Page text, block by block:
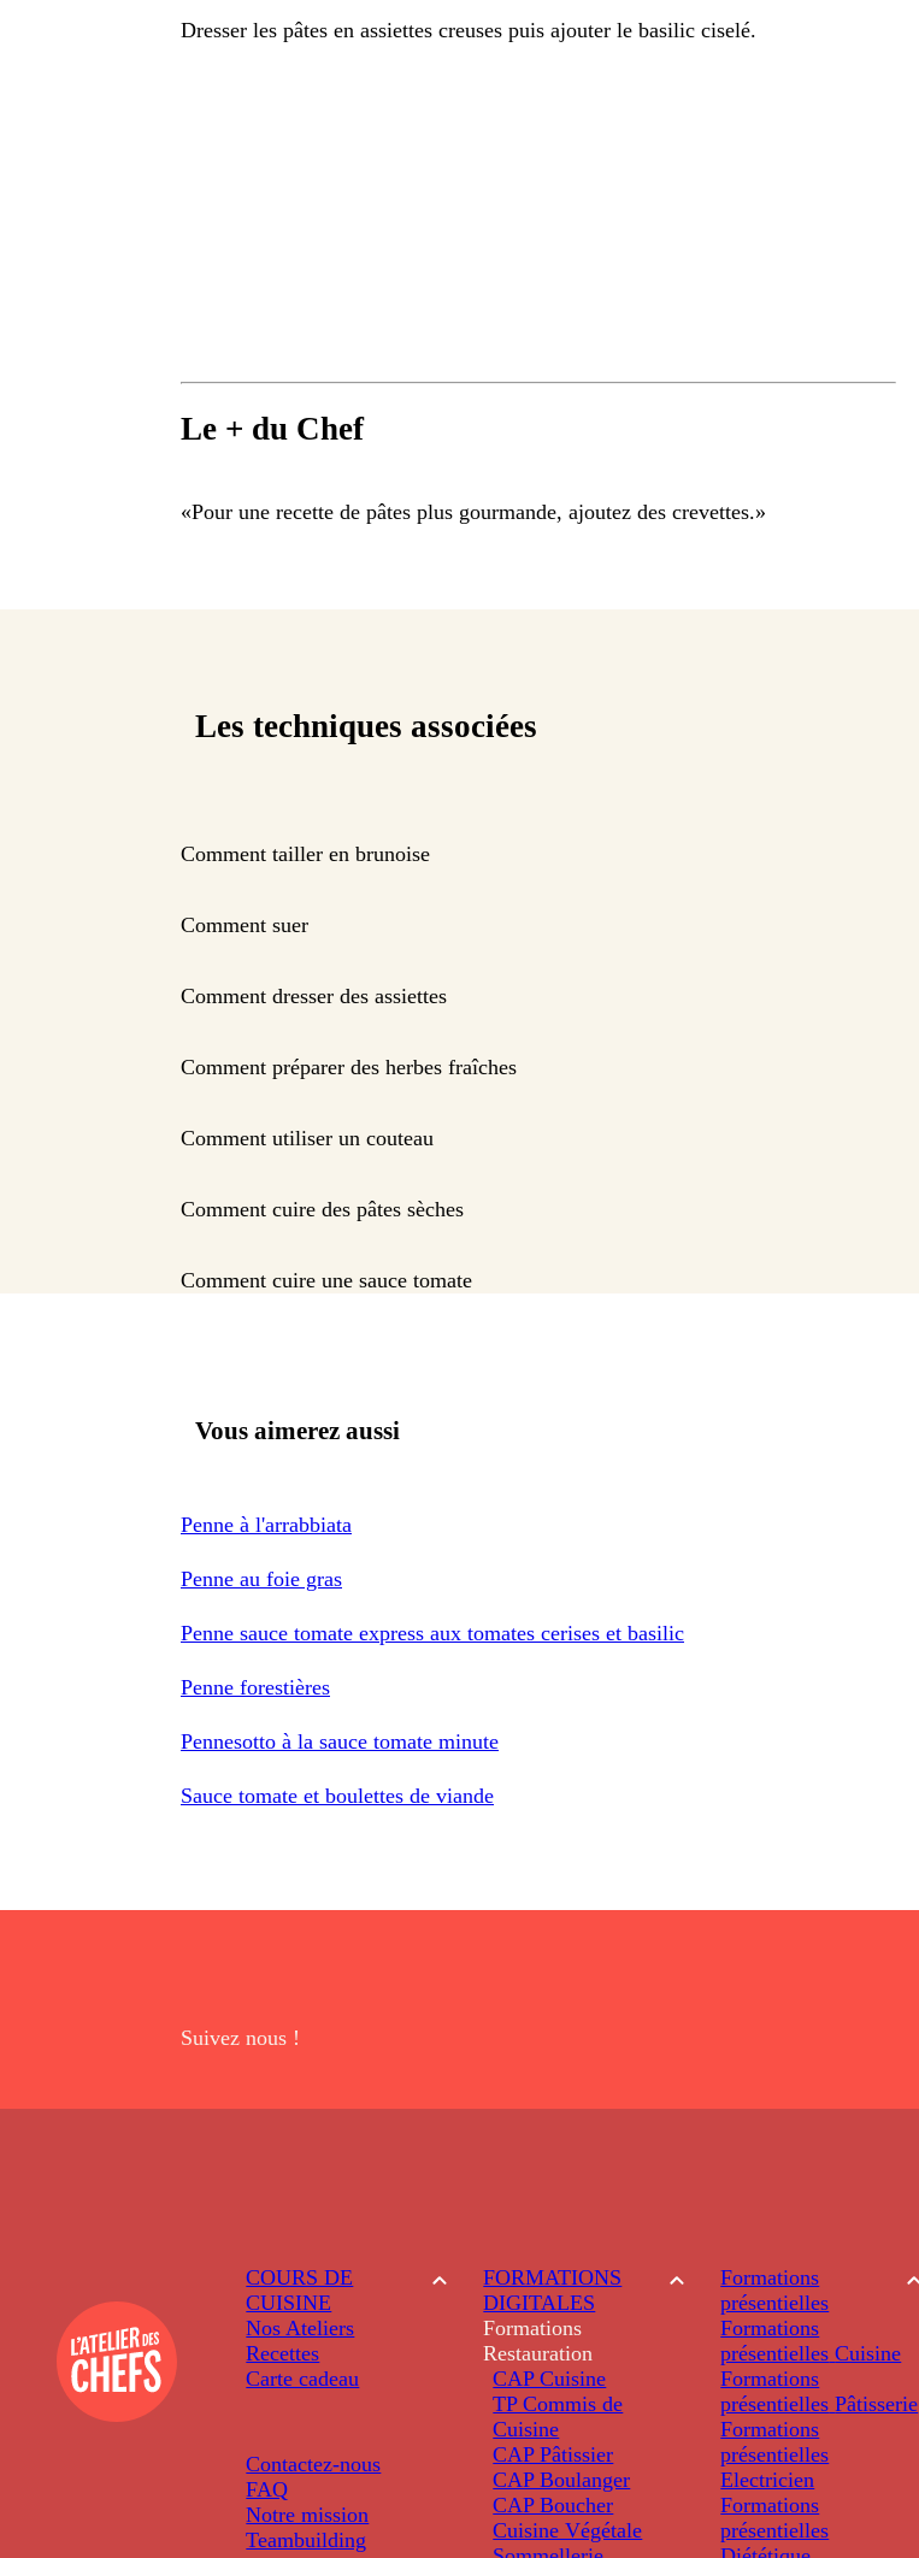
Dresser les pâtes en assiettes creuses puis ajouter le basilic ciselé.
Le + du Chef
«Pour une recette de pâtes plus gourmande, ajoutez des crevettes.»
Les techniques associées
Comment tailler en brunoise
Comment suer
Comment dresser des assiettes
Comment préparer des herbes fraîches
Comment utiliser un couteau
Comment cuire des pâtes sèches
Comment cuire une sauce tomate
Vous aimerez aussi
Penne à l'arrabbiata
Penne au foie gras
Penne sauce tomate express aux tomates cerises et basilic
Penne forestières
Pennesotto à la sauce tomate minute
Sauce tomate et boulettes de viande
Suivez nous !
COURS DE
CUISINE
Nos Ateliers
Recettes
Carte cadeau
Contactez-nous
FAQ
Notre mission
Teambuilding
FORMATIONS
DIGITALES
Formations
Restauration
CAP Cuisine
TP Commis de
Cuisine
CAP Pâtissier
CAP Boulanger
CAP Boucher
Cuisine Végétale
Formations
présentielles
Formations
présentielles Cuisine
Formations
présentielles Pâtisserie
Formations
présentielles
Electricien
Formations
présentielles